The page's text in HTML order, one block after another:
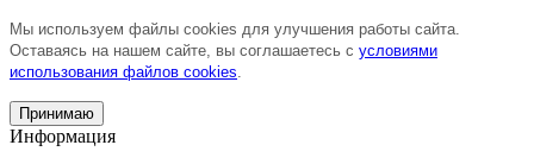
Мы используем файлы cookies для улучшения работы сайта.
Оставаясь на нашем сайте, вы соглашаетесь с условиями
использования файлов cookies
Принимаю
Информация